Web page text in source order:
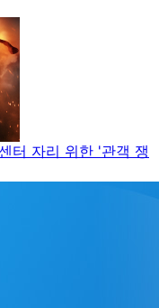
터 자리 위한 '관객 쟁